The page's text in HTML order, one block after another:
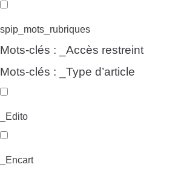
spip_mots_rubriques
Mots-clés : _Accès restreint
Mots-clés : _Type d’article
_Edito
_Encart